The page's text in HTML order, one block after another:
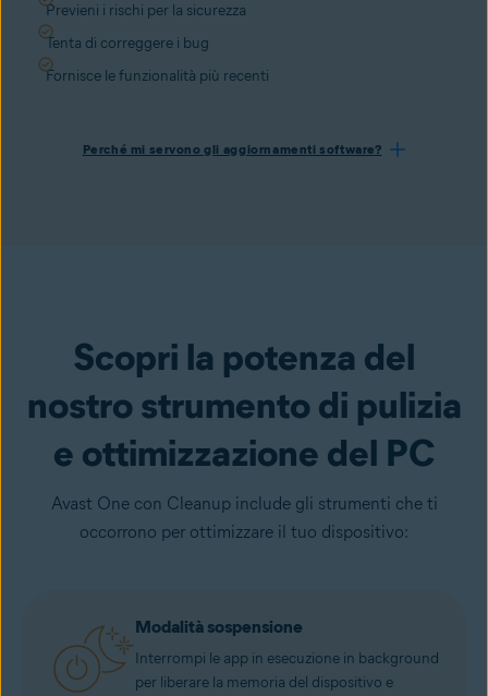
Previeni i rischi per la sicurezza
Tenta di correggere i bug
Fornisce le funzionalità più recenti
Perché mi servono gli aggiornamenti software?
Scopri la potenza del
nostro strumento di pulizia
e ottimizzazione del PC
Avast One con Cleanup include gli strumenti che ti
occorrono per ottimizzare il tuo dispositivo:
Modalità sospensione
Interrompi le app in esecuzione in background
per liberare la memoria del dispositivo e